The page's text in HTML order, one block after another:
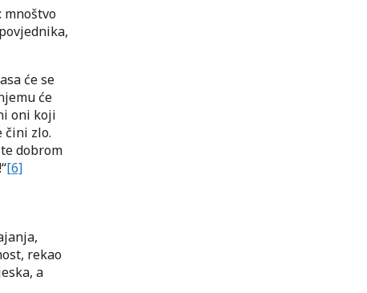
mnoštvo
će se
će
oni koji
čini zlo.
dobrom
[6]
rekao
a